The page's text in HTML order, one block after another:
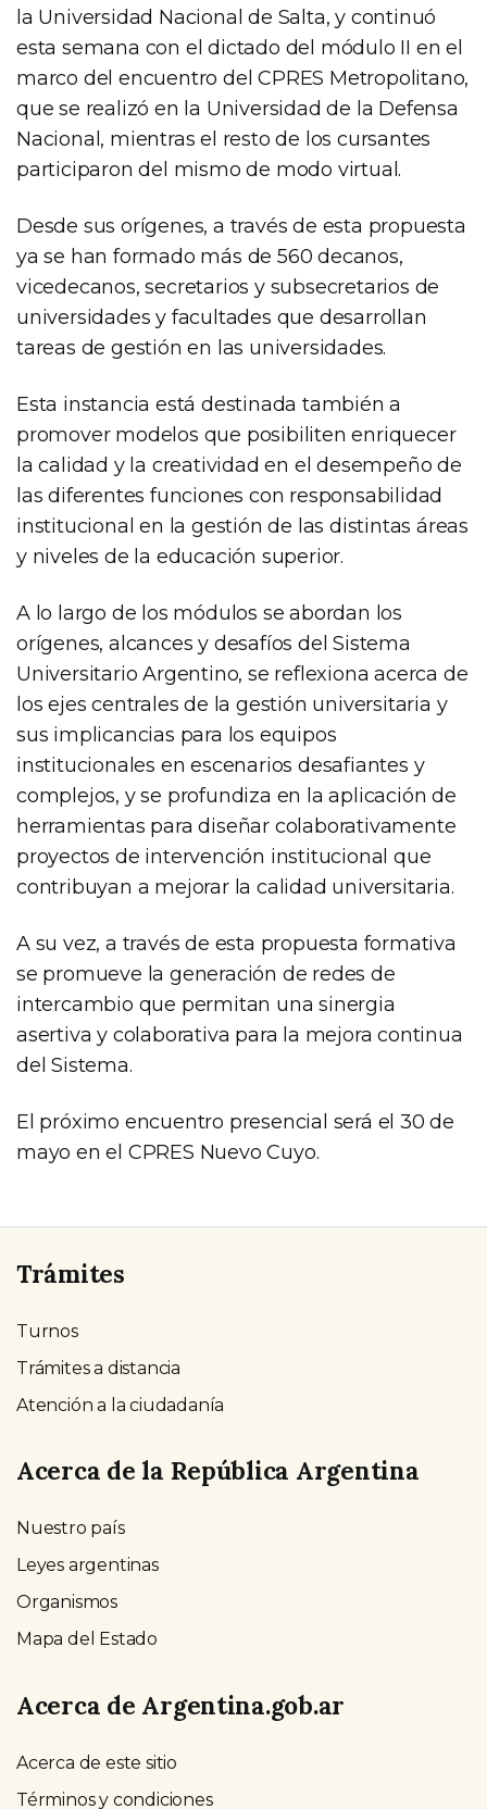
la Universidad Nacional de Salta, y continuó
esta semana con el dictado del módulo II en el
marco del encuentro del CPRES Metropolitano,
que se realizó en la Universidad de la Defensa
Nacional, mientras el resto de los cursantes
participaron del mismo de modo virtual.
Desde sus orígenes, a través de esta propuesta
ya se han formado más de 560 decanos,
vicedecanos, secretarios y subsecretarios de
universidades y facultades que desarrollan
tareas de gestión en las universidades.
Esta instancia está destinada también a
promover modelos que posibiliten enriquecer
la calidad y la creatividad en el desempeño de
las diferentes funciones con responsabilidad
institucional en la gestión de las distintas áreas
y niveles de la educación superior.
A lo largo de los módulos se abordan los
orígenes, alcances y desafíos del Sistema
Universitario Argentino, se reflexiona acerca de
los ejes centrales de la gestión universitaria y
sus implicancias para los equipos
institucionales en escenarios desafiantes y
complejos, y se profundiza en la aplicación de
herramientas para diseñar colaborativamente
proyectos de intervención institucional que
contribuyan a mejorar la calidad universitaria.
A su vez, a través de esta propuesta formativa
se promueve la generación de redes de
intercambio que permitan una sinergia
asertiva y colaborativa para la mejora continua
del Sistema.
El próximo encuentro presencial será el 30 de
mayo en el CPRES Nuevo Cuyo.
Trámites
Turnos
Trámites a distancia
Atención a la ciudadanía
Acerca de la República Argentina
Nuestro país
Leyes argentinas
Organismos
Mapa del Estado
Acerca de Argentina.gob.ar
Acerca de este sitio
Términos y condiciones